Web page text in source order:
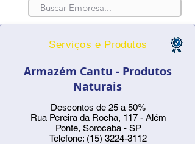
Serviços e Produtos
Armazém Cantu - Produtos
Naturais
Descontos de 25 a 50%
Rua Pereira da Rocha, 117 - Além
Ponte, Sorocaba - SP
Telefone: (15) 3224-3112